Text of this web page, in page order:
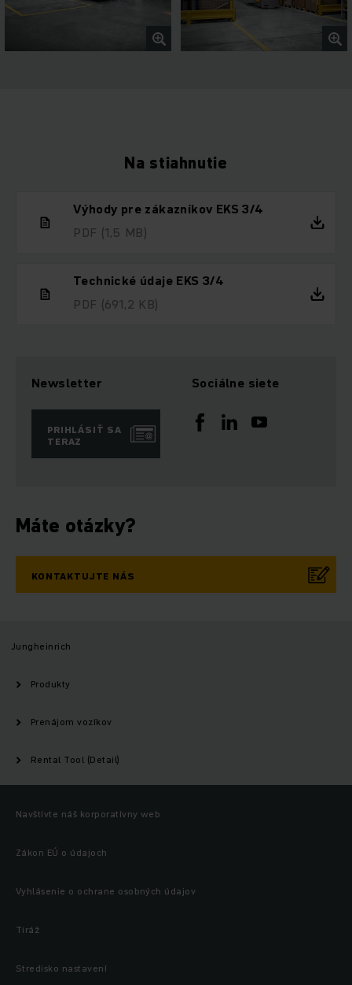
Na stiahnutie
Výhody pre zákazníkov EKS 3/4
PDF (1,5 MB)
Technické údaje EKS 3/4
PDF (691,2 KB)
Newsletter
PRIHLÁSIŤ SA
TERAZ
Sociálne siete
Máte otázky?
KONTAKTUJTE NÁS
Jungheinrich
Produkty
Prenájom vozíkov
Rental Tool (Detail)
Navštívte náš korporatívny web
Zákon EÚ o údajoch
Vyhlásenie o ochrane osobných údajov
Tiráž
Stredisko nastavení